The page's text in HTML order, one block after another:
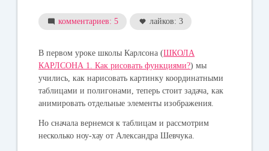
комментариев: 5 лайков: 3
В первом уроке школы Карлсона (ШКОЛА
КАРЛСОНА 1. Как рисовать функциями?) мы
учились, как нарисовать картинку координатными
таблицами и полигонами, теперь стоит задача, как
анимировать отдельные элементы изображения.
Но сначала вернемся к таблицам и рассмотрим
несколько ноу-хау от Александра Шевчука